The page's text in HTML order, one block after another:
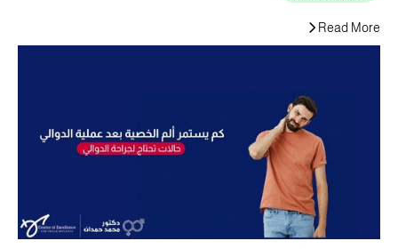
Read More